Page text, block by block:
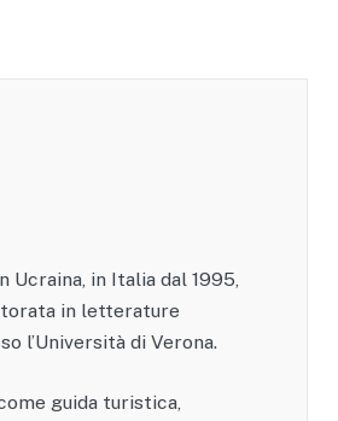
Ucraina, in Italia dal 1995,
in letterature
l’Università di Verona.
guida turistica,